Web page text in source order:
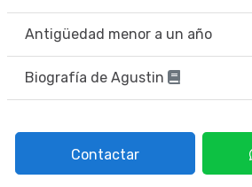
Antigüedad menor a un año
Biografía de Agustin
Contactar